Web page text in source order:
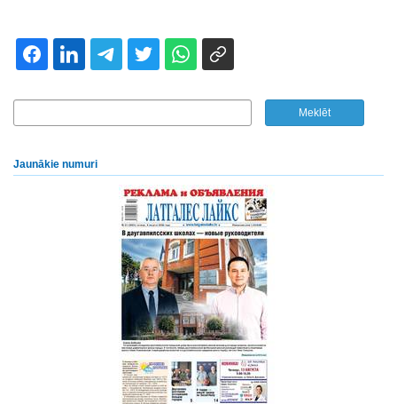
Jaunākie numuri